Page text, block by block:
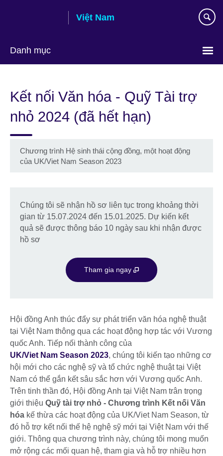
Việt Nam
Danh mục
language
Kết nối Văn hóa - Quỹ Tài trợ
nhỏ 2024 (đã hết hạn)
Chương trình Hệ sinh thái cộng đồng, một hoạt động
của UK/Viet Nam Season 2023
Chúng tôi sẽ nhận hồ sơ liên tục trong khoảng thời
gian từ 15.07.2024 đến 15.01.2025. Dự kiến kết
quả sẽ được thông báo 10 ngày sau khi nhận được
hồ sơ
Tham gia ngay
Hội đồng Anh thúc đẩy sự phát triển văn hóa nghệ thuật
tại Việt Nam thông qua các hoạt động hợp tác với Vương
quốc Anh. Tiếp nối thành công của
UK/Viet Nam Season 2023, chúng tôi kiến tạo những cơ
hội mới cho các nghệ sỹ và tổ chức nghệ thuật tại Việt
Nam có thể gắn kết sâu sắc hơn với Vương quốc Anh.
Trên tinh thần đó, Hội đồng Anh tại Việt Nam trân trọng
giới thiệu Quỹ tài trợ nhỏ - Chương trình Kết nối Văn
hóa kế thừa các hoạt động của UK/Viet Nam Season, từ
đó hỗ trợ kết nối thế hệ nghệ sỹ mới tại Việt Nam với thế
giới. Thông qua chương trình này, chúng tôi mong muốn
mở rộng các mối quan hệ, tham gia và hỗ trợ nhiều hơn